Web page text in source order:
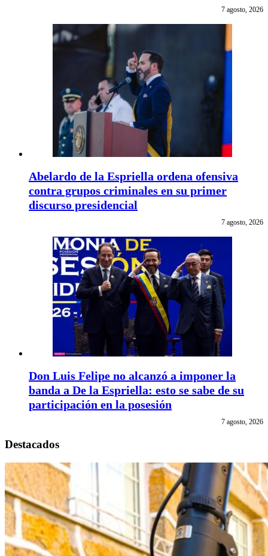
7 agosto, 2026
Abelardo de la Espriella ordena ofensiva
contra grupos criminales en su primer
discurso presidencial
7 agosto, 2026
Don Luis Felipe no alcanzó a imponer la
banda a De la Espriella: esto se sabe de su
participación en la posesión
7 agosto, 2026
Destacados